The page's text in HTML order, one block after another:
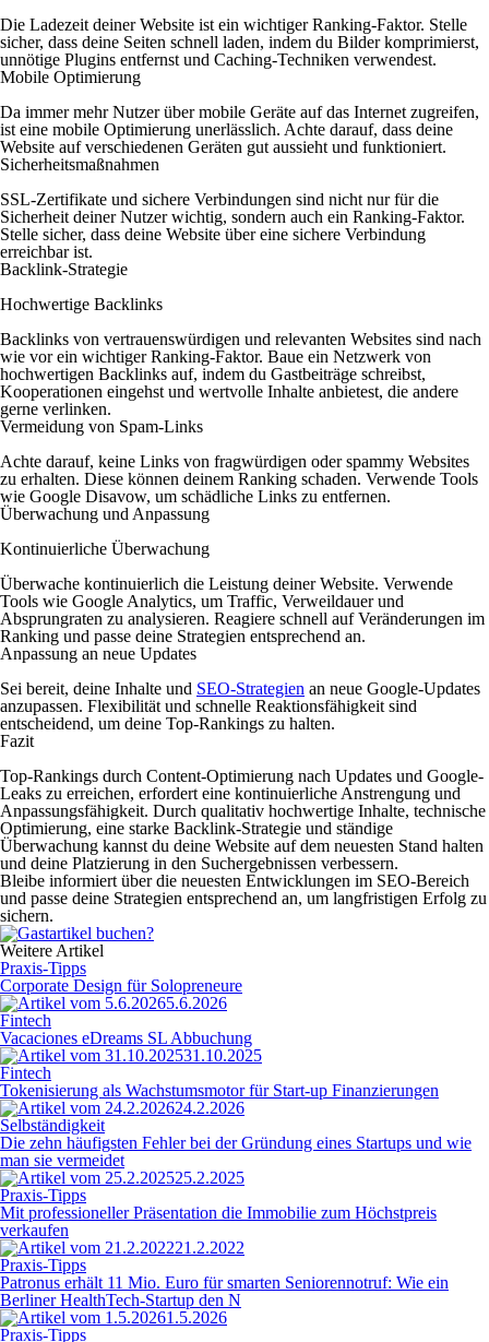
Die Ladezeit deiner Website ist ein wichtiger Ranking-Faktor. Stelle
sicher, dass deine Seiten schnell laden, indem du Bilder komprimierst,
unnötige Plugins entfernst und Caching-Techniken verwendest.
Mobile Optimierung
Da immer mehr Nutzer über mobile Geräte auf das Internet zugreifen,
ist eine mobile Optimierung unerlässlich. Achte darauf, dass deine
Website auf verschiedenen Geräten gut aussieht und funktioniert.
Sicherheitsmaßnahmen
SSL-Zertifikate und sichere Verbindungen sind nicht nur für die
Sicherheit deiner Nutzer wichtig, sondern auch ein Ranking-Faktor.
Stelle sicher, dass deine Website über eine sichere Verbindung
erreichbar ist.
Backlink-Strategie
Hochwertige Backlinks
Backlinks von vertrauenswürdigen und relevanten Websites sind nach
wie vor ein wichtiger Ranking-Faktor. Baue ein Netzwerk von
hochwertigen Backlinks auf, indem du Gastbeiträge schreibst,
Kooperationen eingehst und wertvolle Inhalte anbietest, die andere
gerne verlinken.
Vermeidung von Spam-Links
Achte darauf, keine Links von fragwürdigen oder spammy Websites
zu erhalten. Diese können deinem Ranking schaden. Verwende Tools
wie Google Disavow, um schädliche Links zu entfernen.
Überwachung und Anpassung
Kontinuierliche Überwachung
Überwache kontinuierlich die Leistung deiner Website. Verwende
Tools wie Google Analytics, um Traffic, Verweildauer und
Absprungraten zu analysieren. Reagiere schnell auf Veränderungen im
Ranking und passe deine Strategien entsprechend an.
Anpassung an neue Updates
Sei bereit, deine Inhalte und SEO-Strategien an neue Google-Updates
anzupassen. Flexibilität und schnelle Reaktionsfähigkeit sind
entscheidend, um deine Top-Rankings zu halten.
Fazit
Top-Rankings durch Content-Optimierung nach Updates und Google-
Leaks zu erreichen, erfordert eine kontinuierliche Anstrengung und
Anpassungsfähigkeit. Durch qualitativ hochwertige Inhalte, technische
Optimierung, eine starke Backlink-Strategie und ständige
Überwachung kannst du deine Website auf dem neuesten Stand halten
und deine Platzierung in den Suchergebnissen verbessern.
Bleibe informiert über die neuesten Entwicklungen im SEO-Bereich
und passe deine Strategien entsprechend an, um langfristigen Erfolg zu
sichern.
Weitere Artikel
Praxis-Tipps
Corporate Design für Solopreneure
5.6.2026
Fintech
Vacaciones eDreams SL Abbuchung
31.10.2025
Fintech
Tokenisierung als Wachstumsmotor für Start-up Finanzierungen
24.2.2026
Selbständigkeit
Die zehn häufigsten Fehler bei der Gründung eines Startups und wie
man sie vermeidet
25.2.2025
Praxis-Tipps
Mit professioneller Präsentation die Immobilie zum Höchstpreis
verkaufen
21.2.2022
Praxis-Tipps
Patronus erhält 11 Mio. Euro für smarten Seniorennotruf: Wie ein
Berliner HealthTech-Startup den N
1.5.2026
Praxis-Tipps